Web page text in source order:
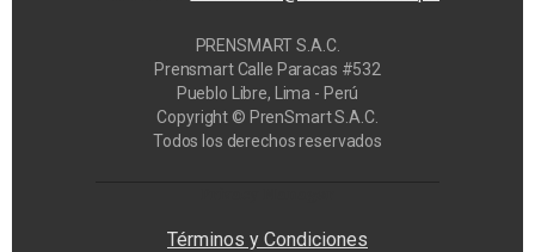
PRENSMART S.A.C.
Prensmart Calle Paracas #532
Pueblo Libre, Lima - Perú
Copyright © PrenSmart S.A.C.
Todos los derechos reservados
Términos y Condiciones